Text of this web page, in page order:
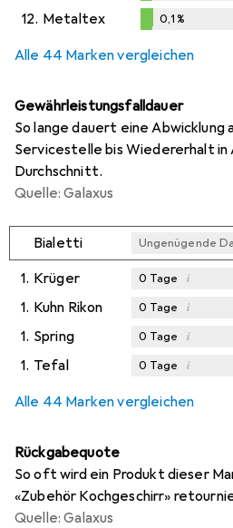
%
12. Metaltex 0,1%
Alle 44 Marken vergleichen
Gewährleistungsfalldauer
So lange dauert eine
Servicestelle bis Wiedererhalt
Durchschnitt.
Quelle: Galaxus
Bialetti Ungenügende
1. Krüger 0 Tage i
1. Kuhn Rikon 0 Tage i
1. Spring 0 Tage i
1. Tefal 0 Tage i
Alle 44 Marken vergleichen
Rückgabequote
So oft wird ein Produkt dieser
«Zubehör Kochgeschirr»
Quelle: Galaxus